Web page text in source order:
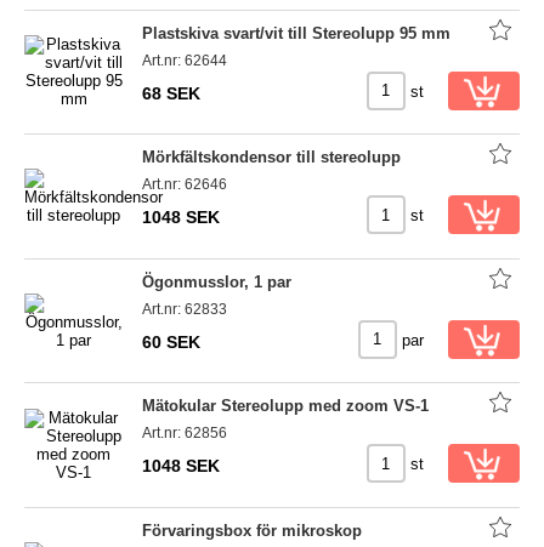
Plastskiva svart/vit till Stereolupp 95 mm
Art.nr: 62644
68 SEK st
Mörkfältskondensor till stereolupp
Art.nr: 62646
1048 SEK st
Ögonmusslor, 1 par
Art.nr: 62833
60 SEK par
Mätokular Stereolupp med zoom VS-1
Art.nr: 62856
1048 SEK st
Förvaringsbox för mikroskop